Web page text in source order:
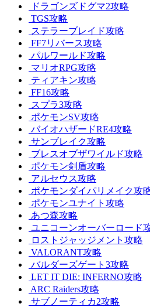
ドラゴンズドグマ2攻略
TGS攻略
ステラーブレイド攻略
FF7リバース攻略
パルワールド攻略
マリオRPG攻略
ティアキン攻略
FF16攻略
スプラ3攻略
ポケモンSV攻略
バイオハザードRE4攻略
サンブレイク攻略
ブレスオブザワイルド攻略
ポケモン剣盾攻略
アルセウス攻略
ポケモンダイパリメイク攻
ポケモンユナイト攻略
あつ森攻略
ユニコーンオーバーロード
ロストジャッジメント攻略
VALORANT攻略
バルダーズゲート3攻略
LET IT DIE: INFERNO攻略
ARC Raiders攻略
サブノーティカ2攻略